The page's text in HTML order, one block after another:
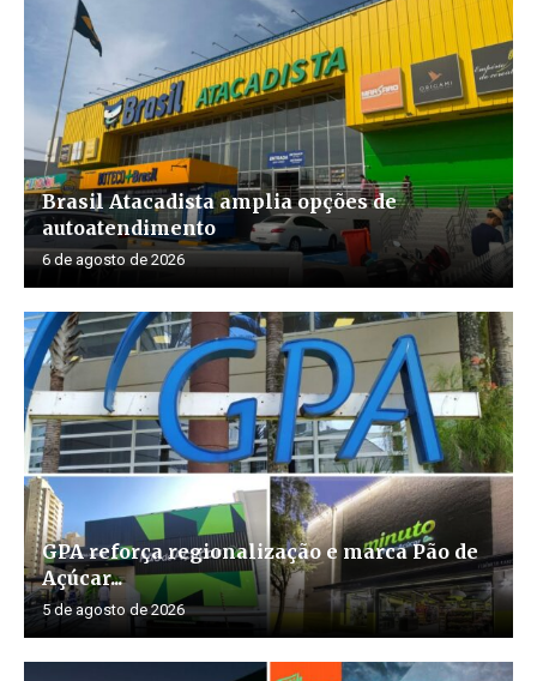
Brasil Atacadista amplia opções de
autoatendimento
6 de agosto de 2026
GPA reforça regionalização e marca Pão de
Açúcar...
5 de agosto de 2026